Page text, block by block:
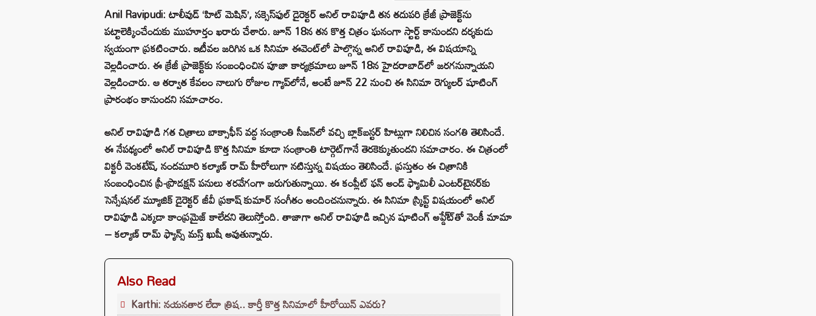
Anil Ravipudi: టాలీవుడ్ ‘హిట్ మెషిన్’, సక్సెస్‌ఫుల్ డైరెక్టర్ అనిల్ రావిపూడి తన తదుపరి క్రేజీ ప్రాజెక్ట్‌ను
పట్టాలెక్కించేందుకు ముహూర్తం ఖరారు చేశారు. జూన్ 18న తన కొత్త చిత్రం ఘనంగా స్టార్ట్ కానుందని దర్శకుడు
స్వయంగా ప్రకటించారు. ఇటీవల జరిగిన ఒక సినిమా ఈవెంట్‌లో పాల్గొన్న అనిల్ రావిపూడి, ఈ విషయాన్ని
వెల్లడించారు. ఈ క్రేజీ ప్రాజెక్ట్‌కు సంబంధించిన పూజా కార్యక్రమాలు జూన్ 18న హైదరాబాద్‌లో జరగనున్నాయని
వెల్లడించారు. ఆ తర్వాత కేవలం నాలుగు రోజుల గ్యాప్‌లోనే, అంటే జూన్ 22 నుంచి ఈ సినిమా రెగ్యులర్ షూటింగ్
ప్రారంభం కానుందని సమాచారం.
అనిల్ రావిపూడి గత చిత్రాలు బాక్సాఫీస్ వద్ద సంక్రాంతి సీజన్‌లో వచ్చి బ్లాక్‌బస్టర్ హిట్లుగా నిలిచిన సంగతి తెలిసిందే.
ఈ నేపథ్యంలో అనిల్ రావిపూడి కొత్త సినిమా కూడా సంక్రాంతి టార్గెట్‌గానే తెరకెక్కుతుందని సమాచారం. ఈ చిత్రంలో
విక్టరీ వెంకటేష్, నందమూరి కల్యాణ్ రామ్ హీరోలుగా నటిస్తున్న విషయం తెలిసిందే. ప్రస్తుతం ఈ చిత్రానికి
సంబంధించిన ప్రీ-ప్రొడక్షన్ పనులు శరవేగంగా జరుగుతున్నాయి. ఈ కంప్లీట్ ఫన్ అండ్ ఫ్యామిలీ ఎంటర్‌టైనర్‌కు
సెన్సేషనల్ మ్యూజిక్ డైరెక్టర్ జీవీ ప్రకాష్ కుమార్ సంగీతం అందించనున్నారు. ఈ సినిమా స్క్రిప్ట్ విషయంలో అనిల్
రావిపూడి ఎక్కడా కాంప్రమైజ్ కాలేదని తెలుస్తోంది. తాజాగా అనిల్ రావిపూడి ఇచ్చిన షూటింగ్ అప్డే్ట్‌తో వెంకీ మామా
– కల్యాణ్ రామ్ ఫ్యాన్స్ మస్త్ ఖుషీ అవుతున్నారు.
Also Read
Karthi: నయనతార లేదా త్రిష.. కార్తీ కొత్త సినిమాలో హీరోయిన్ ఎవరు?